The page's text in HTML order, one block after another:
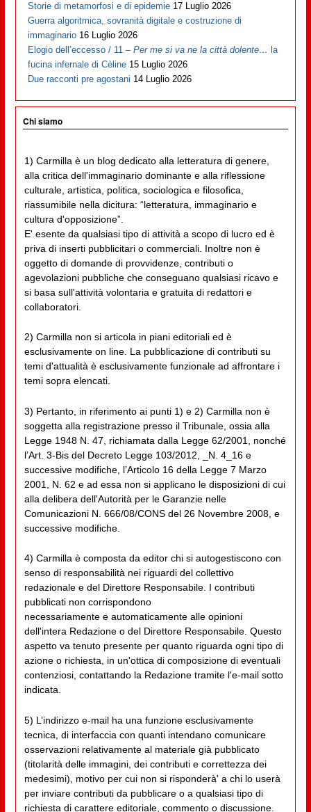
Storie di metamorfosi e di epidemie 17 Luglio 2026
Guerra algoritmica, sovranità digitale e costruzione di
immaginario 16 Luglio 2026
Elogio dell’eccesso / 11 –Per me si va ne la città dolente… la
fucina infernale di Cèline 15 Luglio 2026
Due racconti pre agostani 14 Luglio 2026
Chi siamo
1) Carmilla è un blog dedicato alla letteratura di genere,
alla critica dell'immaginario dominante e alla riflessione
culturale, artistica, politica, sociologica e filosofica,
riassumibile nella dicitura: “letteratura, immaginario e
cultura d'opposizione”.
E' esente da qualsiasi tipo di attività a scopo di lucro ed è
priva di inserti pubblicitari o commerciali. Inoltre non è
oggetto di domande di provvidenze, contributi o
agevolazioni pubbliche che conseguano qualsiasi ricavo e
si basa sull'attività volontaria e gratuita di redattori e
collaboratori.
2) Carmilla non si articola in piani editoriali ed è
esclusivamente on line. La pubblicazione di contributi su
temi d'attualità è esclusivamente funzionale ad affrontare i
temi sopra elencati.
3) Pertanto, in riferimento ai punti 1) e 2) Carmilla non è
soggetta alla registrazione presso il Tribunale, ossia alla
Legge 1948 N. 47, richiamata dalla Legge 62/2001, nonché
l’Art. 3-Bis del Decreto Legge 103/2012, _N. 4_16 e
successive modifiche, l’Articolo 16 della Legge 7 Marzo
2001, N. 62 e ad essa non si applicano le disposizioni di cui
alla delibera dell'Autorità per le Garanzie nelle
Comunicazioni N. 666/08/CONS del 26 Novembre 2008, e
successive modifiche.
4) Carmilla è composta da editor chi si autogestiscono con
senso di responsabilità nei riguardi del collettivo
redazionale e del Direttore Responsabile. I contributi
pubblicati non corrispondono
necessariamente e automaticamente alle opinioni
dell'intera Redazione o del Direttore Responsabile. Questo
aspetto va tenuto presente per quanto riguarda ogni tipo di
azione o richiesta, in un'ottica di composizione di eventuali
contenziosi, contattando la Redazione tramite l'e-mail sotto
indicata.
5) L’indirizzo e-mail ha una funzione esclusivamente
tecnica, di interfaccia con quanti intendano comunicare
osservazioni relativamente al materiale già pubblicato
(titolarità delle immagini, dei contributi e correttezza dei
medesimi), motivo per cui non si risponderà' a chi lo userà
per inviare contributi da pubblicare o a qualsiasi tipo di
richiesta di carattere editoriale, commento o discussione.